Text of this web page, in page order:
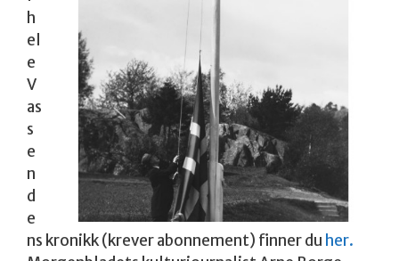
h
el
e
V
as
s
e
n
d
e
ns kronikk (krever abonnement) finner du her.